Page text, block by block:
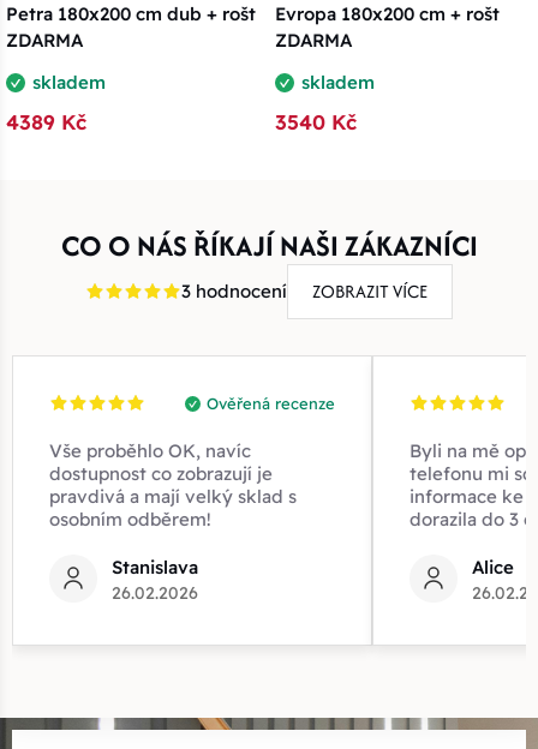
Petra 180x200 cm dub + rošt
ZDARMA
skladem
4389 Kč
Evropa 180x200 cm + rošt
ZDARMA
skladem
3540 Kč
CO O NÁS ŘÍKAJÍ NAŠI ZÁKAZNÍCI
3 hodnocení ZOBRAZIT VÍCE
Ověřená recenze
Vše proběhlo OK, navíc
dostupnost co zobrazují je
pravdivá a mají velký sklad s
osobním odběrem!
Stanislava
26.02.2026
Byli na mě
telefonu mi
informace ke
dorazila do 3
Alice